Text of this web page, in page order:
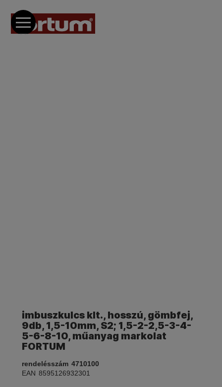
imbuszkulcs klt., hosszú, gömbfej,
9db, 1,5-10mm, S2; 1,5-2-2,5-3-4-
5-6-8-10, műanyag markolat
FORTUM
rendelésszám 4710100
EAN 8595126932301